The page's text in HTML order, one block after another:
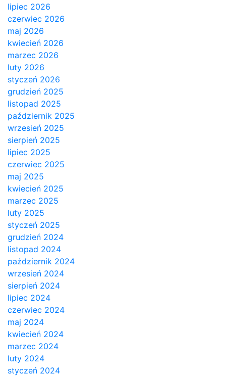
lipiec 2026
czerwiec 2026
maj 2026
kwiecień 2026
marzec 2026
luty 2026
styczeń 2026
grudzień 2025
listopad 2025
październik 2025
wrzesień 2025
sierpień 2025
lipiec 2025
czerwiec 2025
maj 2025
kwiecień 2025
marzec 2025
luty 2025
styczeń 2025
grudzień 2024
listopad 2024
październik 2024
wrzesień 2024
sierpień 2024
lipiec 2024
czerwiec 2024
maj 2024
kwiecień 2024
marzec 2024
luty 2024
styczeń 2024